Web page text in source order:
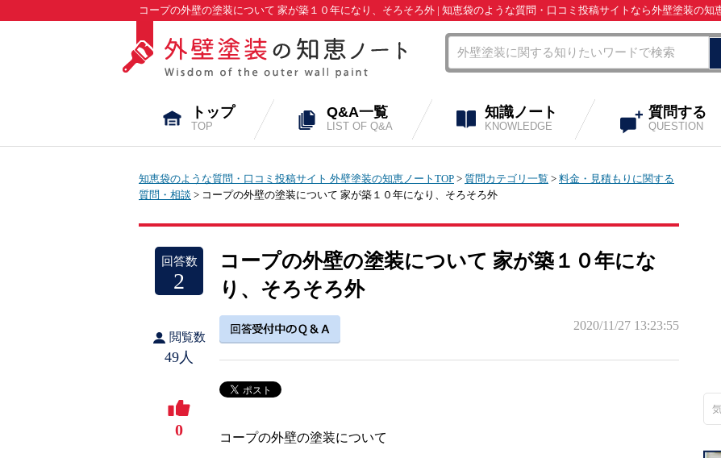
コープの外壁の塗装について 家が築１０年になり、そろそろ外 | 知恵袋のような質問・口コミ投稿サイトなら外壁塗装の知
トップ
TOP
Q&A一覧
LIST OF Q&A
知識ノート
KNOWLEDGE
質問する
QUESTION
知恵袋のような質問・口コミ投稿サイト 外壁塗装の知恵ノートTOP > 質問カテゴリ一覧 > 料金・見積もりに関する
質問・相談 > コープの外壁の塗装について 家が築１０年になり、そろそろ外
回答数
2
閲覧数
49人
0
コープの外壁の塗装について 家が築１０年にな
り、そろそろ外
2020/11/27 13:23:55
コープの外壁の塗装について